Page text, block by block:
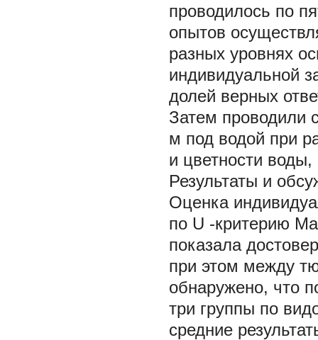
проводилось по
опытов
разных уровнях
индивидуальной
долей верных
Затем проводили
м под водой при
и цветности
Результаты и
Оценка
по U -критерию
показала
при этом между
обнаружено, что
три группы по
средние